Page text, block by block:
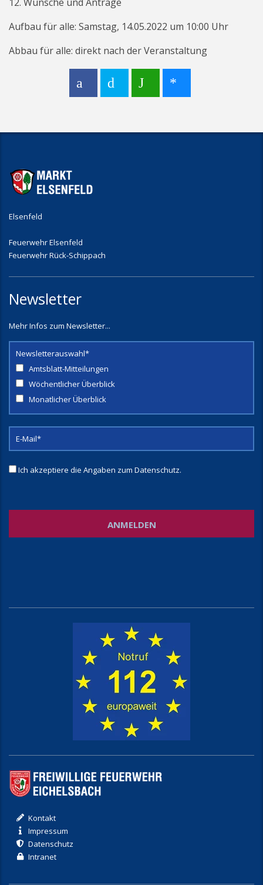
Aufbau für alle: Samstag, 14.05.2022 um 10:00 Uhr
Abbau für alle: direkt nach der Veranstaltung
Elsenfeld
Feuerwehr Elsenfeld
Feuerwehr Rück-Schippach
Newsletter
Mehr Infos zum Newsletter...
Newsletterauswahl*
Amtsblatt-Mitteilungen
Wöchentlicher Überblick
Monatlicher Überblick
Ich akzeptiere die Angaben zum Datenschutz.
Kontakt
Impressum
Datenschutz
Intranet